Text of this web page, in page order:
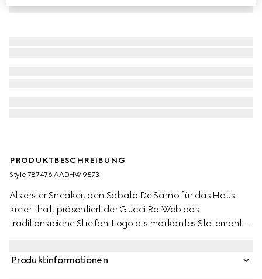
PRODUKTBESCHREIBUNG
Style ‎787476 AADHW 9573
Als erster Sneaker, den Sabato De Sarno für das Haus
kreiert hat, präsentiert der Gucci Re-Web das
traditionsreiche Streifen-Logo als markantes Statement-
GG Canvas gefertigt. Neben mehreren ikonischen Details
Produktinformationen